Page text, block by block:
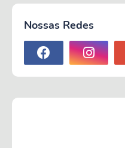
Nossas Redes